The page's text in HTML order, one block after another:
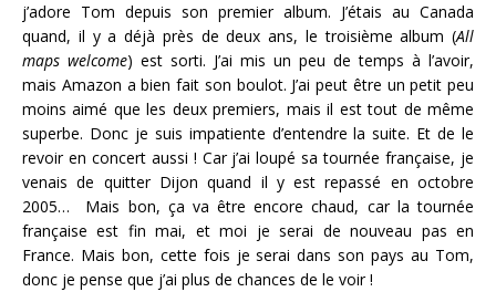
j’adore Tom depuis son premier album. J’étais au Canada
quand, il y a déjà près de deux ans, le troisième album (All
maps welcome) est sorti. J’ai mis un peu de temps à l’avoir,
mais Amazon a bien fait son boulot. J’ai peut être un petit peu
moins aimé que les deux premiers, mais il est tout de même
superbe. Donc je suis impatiente d’entendre la suite. Et de le
revoir en concert aussi ! Car j’ai loupé sa tournée française, je
venais de quitter Dijon quand il y est repassé en octobre
2005… Mais bon, ça va être encore chaud, car la tournée
française est fin mai, et moi je serai de nouveau pas en
France. Mais bon, cette fois je serai dans son pays au Tom,
donc je pense que j’ai plus de chances de le voir !